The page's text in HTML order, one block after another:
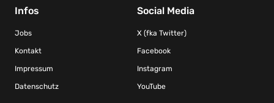
Infos
Jobs
Kontakt
Impressum
Datenschutz
Social Media
X (fka Twitter)
Facebook
Instagram
YouTube